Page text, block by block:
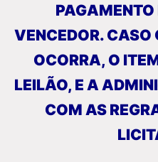
VENCEDOR. CASO
OCORRA, O
LEILÃO, E A
COM AS